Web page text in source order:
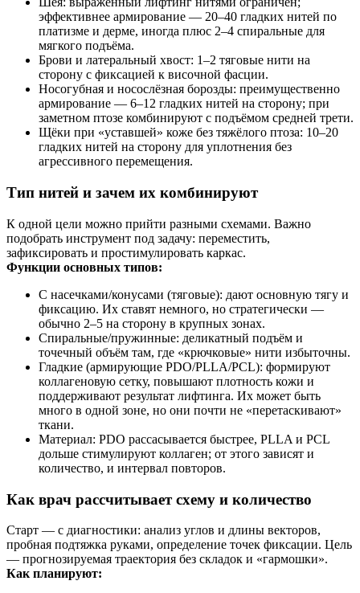
эффективнее армирование — 20–40 гладких нитей по
платизме и дерме, иногда плюс 2–4 спиральные для
мягкого подъёма.
Брови и латеральный хвост: 1–2 тяговые нити на
сторону с фиксацией к височной фасции.
Носогубная и носослёзная борозды: преимущественно
армирование — 6–12 гладких нитей на сторону; при
заметном птозе комбинируют с подъёмом средней трети.
Щёки при «уставшей» коже без тяжёлого птоза: 10–20
гладких нитей на сторону для уплотнения без
агрессивного перемещения.
Тип нитей и зачем их комбинируют
К одной цели можно прийти разными схемами. Важно
подобрать инструмент под задачу: переместить,
зафиксировать и простимулировать каркас.
Функции основных типов:
С насечками/конусами (тяговые): дают основную тягу и
фиксацию. Их ставят немного, но стратегически —
обычно 2–5 на сторону в крупных зонах.
Спиральные/пружинные: деликатный подъём и
точечный объём там, где «крючковые» нити избыточны.
Гладкие (армирующие PDO/PLLA/PCL): формируют
коллагеновую сетку, повышают плотность кожи и
поддерживают результат лифтинга. Их может быть
много в одной зоне, но они почти не «перетаскивают»
ткани.
Материал: PDO рассасывается быстрее, PLLA и PCL
дольше стимулируют коллаген; от этого зависят и
количество, и интервал повторов.
Как врач рассчитывает схему и количество
Старт — с диагностики: анализ углов и длины векторов,
пробная подтяжка руками, определение точек фиксации. Цель
— прогнозируемая траектория без складок и «гармошки».
Как планируют: